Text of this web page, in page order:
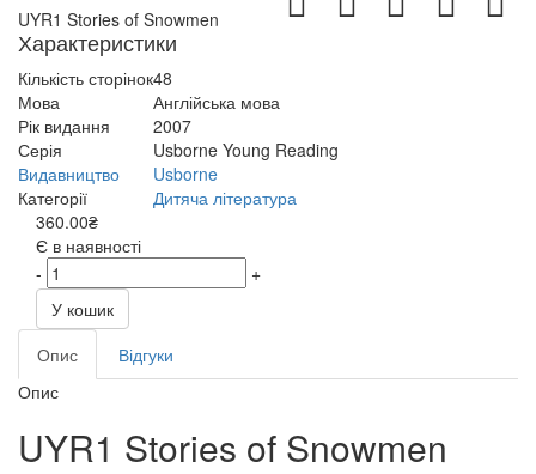
UYR1 Stories of Snowmen
Характеристики
Кількість сторінок48
Мова
Англійська мова
Рік видання
2007
Серія
Usborne Young Reading
Видавництво
Usborne
Категорії
Дитяча література
360.00₴
Є в наявності
-
+
У кошик
Опис
Відгуки
Опис
UYR1 Stories of Snowmen